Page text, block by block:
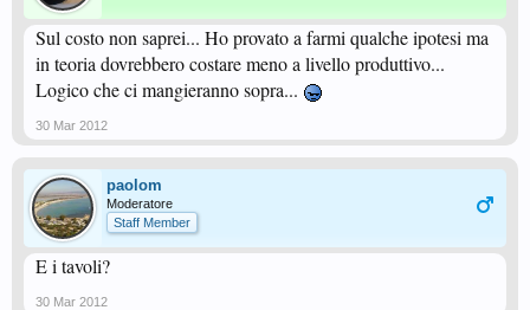
Sul costo non saprei... Ho provato a farmi qualche ipotesi ma
in teoria dovrebbero costare meno a livello produttivo...
Logico che ci mangieranno sopra...
30 Mar 2012
paolom
Moderatore
Staff Member
E i tavoli?
30 Mar 2012